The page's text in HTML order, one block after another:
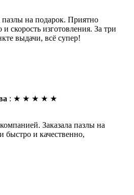
пазлы на подарок. Приятно
и скорость изготовления. За три
выдачи, всё супер!
: ★ ★ ★ ★ ★
Заказала пазлы на
быстро и качественно,